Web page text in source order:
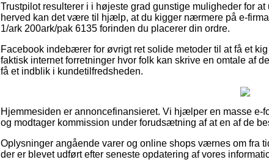
Trustpilot resulterer i i højeste grad gunstige muligheder for
herved kan det være til hjælp, at du kigger nærmere på e-
1/ark 200ark/pak 6135 forinden du placerer din ordre.
Facebook indebærer for øvrigt ret solide metoder til at få et
faktisk internet forretninger hvor folk kan skrive en omtale af
få et indblik i kundetilfredsheden.
Hjemmesiden er annoncefinansieret. Vi hjælper en masse e-
og modtager kommission under forudsætning af at en af de
Oplysninger angående varer og online shops værnes om fra
der er blevet udført efter seneste opdatering af vores